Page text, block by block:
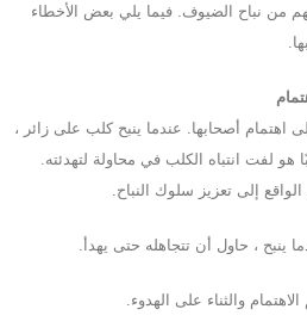
من نباح الضيوف. فيما يلي بعض الأخطاء
اهتمام أصحابها. عندما ينبح كلب على زائر ،
هو لفت انتباه الكلب في محاولة لتهدئته.
إلى تعزيز سلوك النباح.
ينبح ، حاول أن تتجاهله حتى يهدأ.
والثناء على الهدوء.